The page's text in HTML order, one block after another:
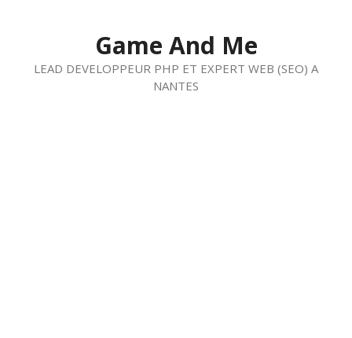
Game And Me
LEAD DEVELOPPEUR PHP ET EXPERT WEB (SEO) A
NANTES